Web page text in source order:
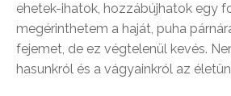
ehetek-ihatok, hozzábújhatok egy
megérinthetem a haját, puha
fejemet, de ez végtelenül kevés.
hasunkról és a vágyainkról az